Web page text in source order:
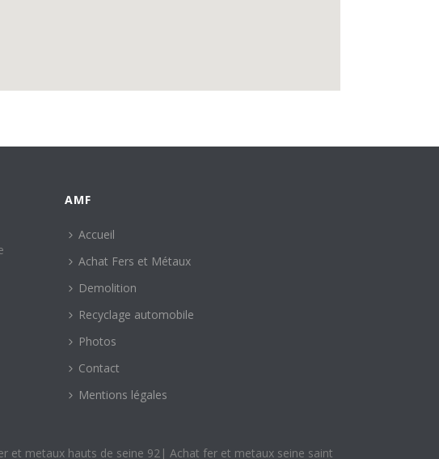
AMF
Accueil
Achat Fers et Métaux
Demolition
Recyclage automobile
Photos
Contact
Mentions légales
et metaux hauts de seine 92 | Achat fer et metaux seine saint